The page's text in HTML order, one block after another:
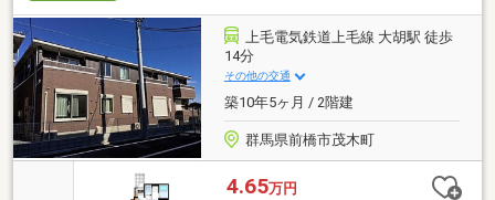
上毛電気鉄道上毛線 大胡駅 徒歩
14分
その他の交通
築10年5ヶ月 / 2階建
群馬県前橋市茂木町
4.65万円